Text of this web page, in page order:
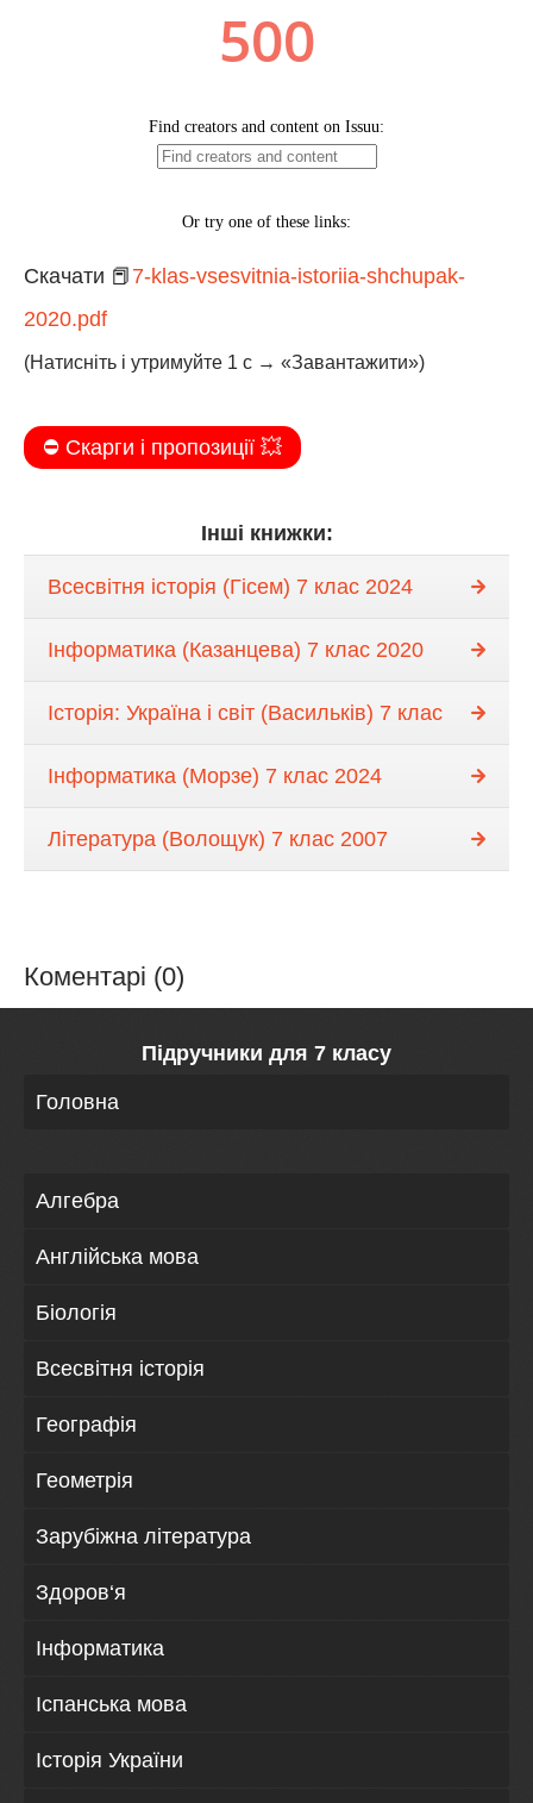
Скачати 📕 7-klas-vsesvitnia-istoriia-shchupak-
2020.pdf
(Натисніть і утримуйте 1 с → «Завантажити»)
⛔️ Скарги і пропозиції 💥
Інші книжки:
Всесвітня історія (Гісем) 7 клас 2024
Інформатика (Казанцева) 7 клас 2020
Історія: Україна і світ (Васильків) 7 клас
Інформатика (Морзе) 7 клас 2024
Література (Волощук) 7 клас 2007
Коментарі (0)
Підручники для 7 класу
Головна
Алгебра
Англійська мова
Біологія
Всесвітня історія
Географія
Геометрія
Зарубіжна література
Здоров‘я
Інформатика
Іспанська мова
Історія України